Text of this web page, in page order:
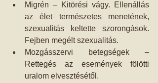
Migrén – Kitörési vágy. Ellenállás
az élet természetes menetének,
szexualitás keltette szorongások.
Fejben megélt szexualitás.
Mozgásszervi betegségek –
Rettegés az események fölötti
uralom elvesztésétől.